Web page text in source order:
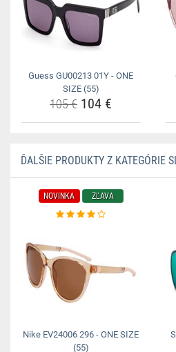
Guess GU00213 01Y - ONE
SIZE (55)
105 € 104 €
ĎALŠIE PRODUKTY Z KATEGÓRIE
NOVINKA ZĽAVA
Nike EV24006 296 - ONE SIZE
(55)